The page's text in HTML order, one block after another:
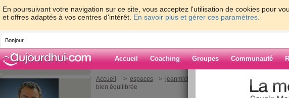
En poursuivant votre navigation sur ce site, vous acceptez l'utilisation de cookies pour
et offres adaptés à vos centres d'intérêt. En savoir plus et gérer ces paramètres.
Bonjour !
Accueil Coaching Groupes Communauté
Accueil > espaces > jeanmichelcohen
> Voici comment réaliser
bien équilibrée